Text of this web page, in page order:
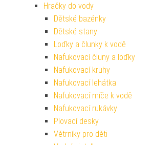
Hračky do vody
Dětské bazénky
Dětské stany
Loďky a člunky k vodě
Nafukovací čluny a loďky
Nafukovací kruhy
Nafukovací lehátka
Nafukovací míče k vodě
Nafukovací rukávky
Plovací desky
Větrníky pro děti